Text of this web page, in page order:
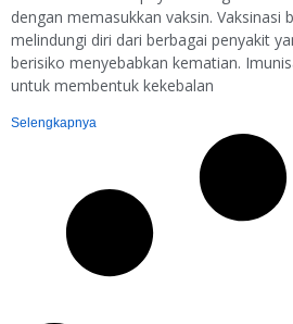
dengan memasukkan vaksin. Vaksinasi
melindungi diri dari berbagai penyakit
berisiko menyebabkan kematian.
untuk membentuk kekebalan
Selengkapnya